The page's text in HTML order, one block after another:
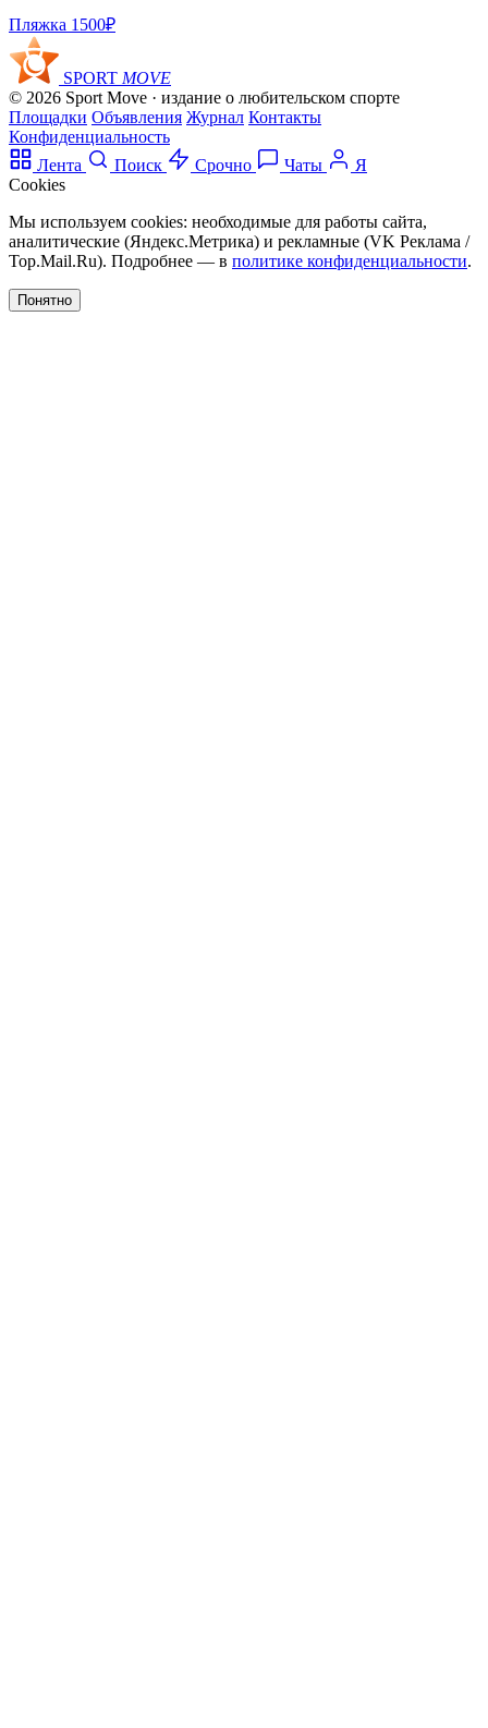
Пляжка 1500₽
SPORT MOVE
© 2026 Sport Move · издание о любительском спорте
Площадки Объявления Журнал Контакты
Конфиденциальность
Лента
Поиск Срочно Чаты
Я
Cookies
Мы используем cookies: необходимые для работы сайта,
аналитические (Яндекс.Метрика) и рекламные (VK Реклама /
Top.Mail.Ru). Подробнее — в политике конфиденциальности.
Понятно